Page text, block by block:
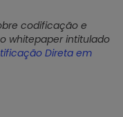
codificação e
whitepaper intitulado
Direta em